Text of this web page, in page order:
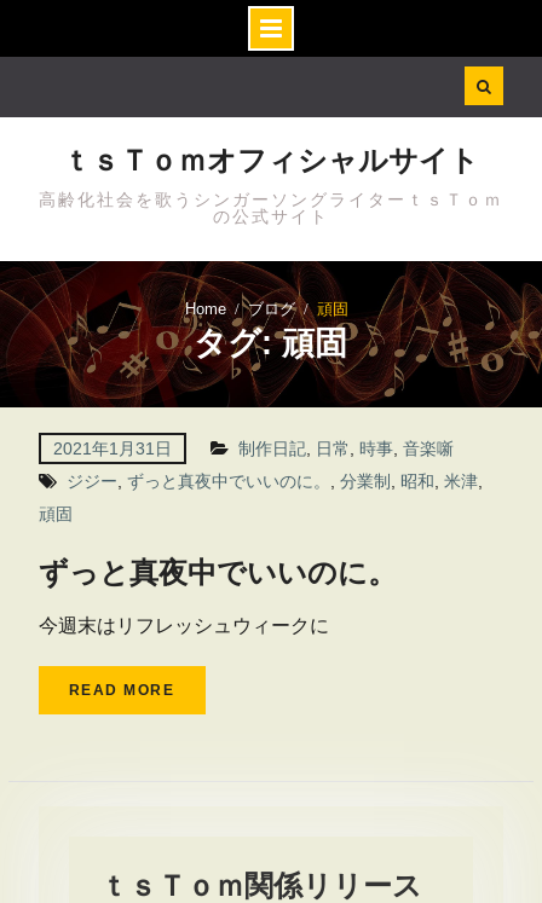
ｔｓＴｏｍオフィシャルサイト
高齢化社会を歌うシンガーソングライターｔｓＴｏｍ
の公式サイト
Home ブログ 頑固
タグ: 頑固
2021年1月31日 制作日記, 日常 時事, 音楽噺
ジジー ずっと真夜中でいいのに。 分業制 昭和 米津,
頑固
ずっと真夜中でいいのに。
今週末はリフレッシュウィークに
READ MORE
ｔｓＴｏｍ関係リリース